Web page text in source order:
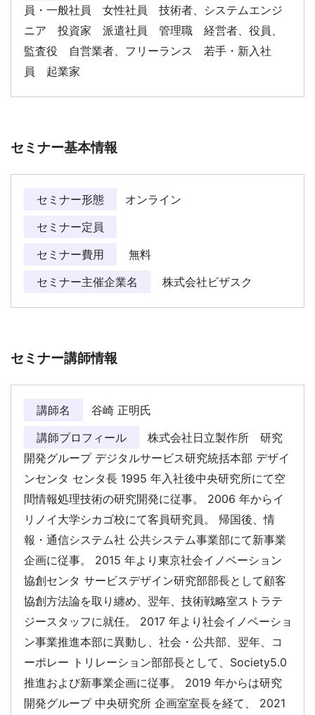
員・一般社員 女性社員 技術者、システムエンジ
ニア 投資家 派遣社員 管理職 経営者、役員、
監査役 自営業者、フリーランス 若手・新入社
員 起業家
セミナー基本情報
セミナー形態
オンライン
セミナー定員
セミナー費用
無料
セミナー主催企業名
株式会社ビザスク
セミナー講師情報
講師名
谷崎 正明氏
講師プロフィール
株式会社日立製作所 研究
開発グループ デジタルサービス研究統括本部 デザイ
ンセンタ センタ長 1995 年入社後中央研究所にて空
間情報処理技術の研究開発に従事。 2006 年からイ
リノイ大学シカゴ校にて客員研究員。 帰国後、情
報・通信システム社 公共システム事業部にて新事業
企画に従事。 2015 年より東京社会イノベーション
協創センタ サービスデザイン研究部部長として顧客
協創方法論を取り纏め、翌年、技術戦略室ストラテ
ジースタッフに就任。 2017 年より社会イノベーショ
ン事業推進本部に異動し、社会・公共部、翌年、コ
ーポレー トリレーション部部長として、Society5.0
推進および新事業企画に従事。 2019 年からは研究
開発グループ 中央研究所 企画室室長を経て、 2021